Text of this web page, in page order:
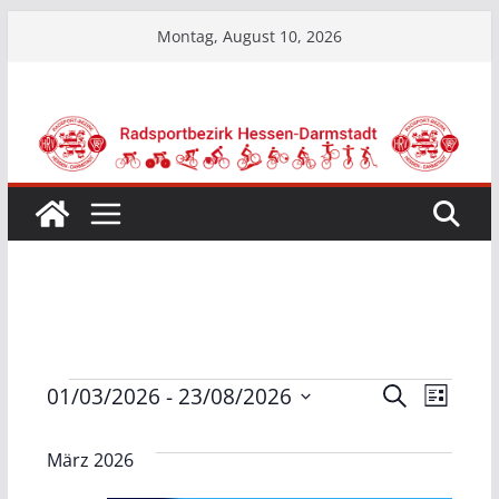
Montag, August 10, 2026
VeranstaltungenV
e
S
h
V
e
L
s
01/03/2026 - 23/08/2026
a
März 2026